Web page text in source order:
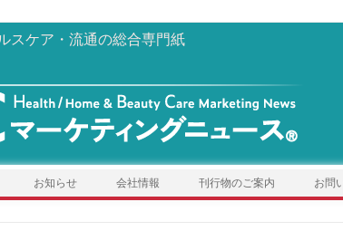
スケア・流通の総合専門紙
お知らせ 会社情報 刊行物のご案内 お問